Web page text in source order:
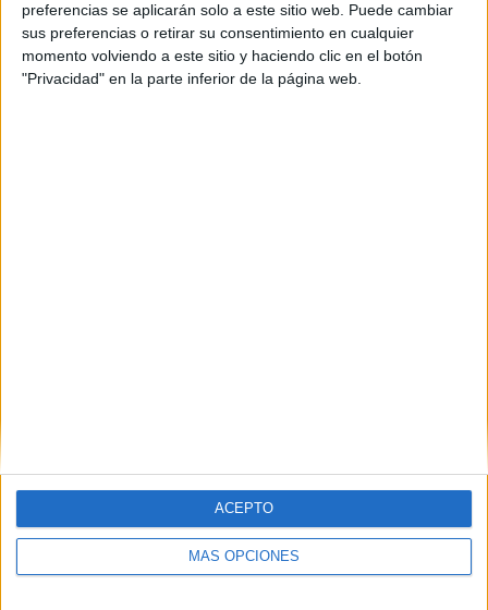
preferencias se aplicarán solo a este sitio web. Puede cambiar
sus preferencias o retirar su consentimiento en cualquier
momento volviendo a este sitio y haciendo clic en el botón
"Privacidad" en la parte inferior de la página web.
MÁS OPCIONES
ACEPTO
Buscar